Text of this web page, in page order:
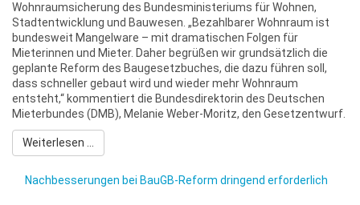
Wohnraumsicherung des Bundesministeriums für Wohnen,
Stadtentwicklung und Bauwesen. „Bezahlbarer Wohnraum ist
bundesweit Mangelware – mit dramatischen Folgen für
Mieterinnen und Mieter. Daher begrüßen wir grundsätzlich die
geplante Reform des Baugesetzbuches, die dazu führen soll,
dass schneller gebaut wird und wieder mehr Wohnraum
entsteht,“ kommentiert die Bundesdirektorin des Deutschen
Mieterbundes (DMB), Melanie Weber-Moritz, den Gesetzentwurf.
Weiterlesen ...
Nachbesserungen bei BauGB-Reform dringend erforderlich